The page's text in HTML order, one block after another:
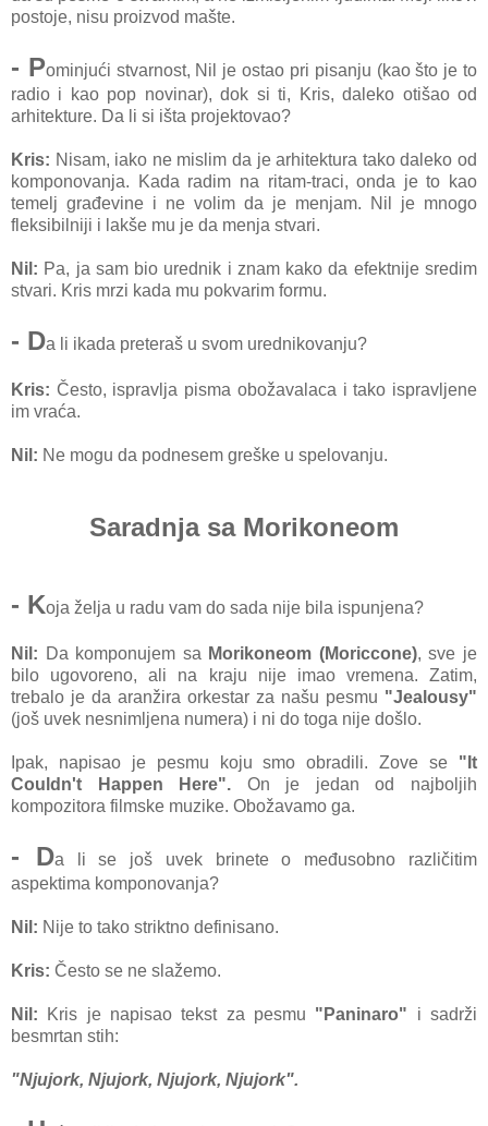
postoje, nisu proizvod mašte.
- Pominjući stvarnost, Nil je ostao pri pisanju (kao što je to
radio i kao pop novinar), dok si ti, Kris, daleko otišao od
arhitekture. Da li si išta projektovao?
Kris: Nisam, iako ne mislim da je arhitektura tako daleko od
komponovanja. Kada radim na ritam-traci, onda je to kao
temelj građevine i ne volim da je menjam. Nil je mnogo
fleksibilniji i lakše mu je da menja stvari.
Nil: Pa, ja sam bio urednik i znam kako da efektnije sredim
stvari. Kris mrzi kada mu pokvarim formu.
- Da li ikada preteraš u svom urednikovanju?
Kris: Često, ispravlja pisma obožavalaca i tako ispravljene
im vraća.
Nil: Ne mogu da podnesem greške u spelovanju.
Saradnja sa Morikoneom
- Koja želja u radu vam do sada nije bila ispunjena?
Nil: Da komponujem sa Morikoneom (Moriccone), sve je
bilo ugovoreno, ali na kraju nije imao vremena. Zatim,
trebalo je da aranžira orkestar za našu pesmu "Jealousy"
(još uvek nesnimljena numera) i ni do toga nije došlo.
Ipak, napisao je pesmu koju smo obradili. Zove se "It
Couldn't Happen Here". On je jedan od najboljih
kompozitora filmske muzike. Obožavamo ga.
- Da li se još uvek brinete o međusobno različitim
aspektima komponovanja?
Nil: Nije to tako striktno definisano.
Kris: Često se ne slažemo.
Nil: Kris je napisao tekst za pesmu "Paninaro" i sadrži
besmrtan stih:
"Njujork, Njujork, Njujork, Njujork".